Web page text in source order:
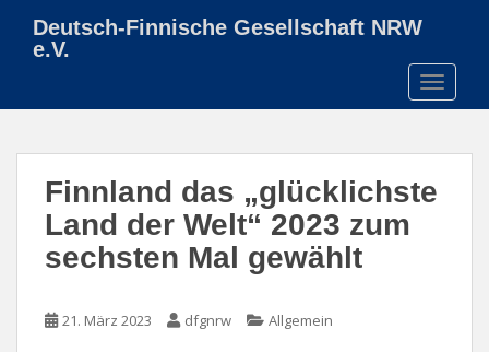
t
Deutsch-Finnische Gesellschaft NRW
e.V.
Finnland das „glücklichste
Land der Welt“ 2023 zum
sechsten Mal gewählt
21. März 2023 dfgnrw Allgemein